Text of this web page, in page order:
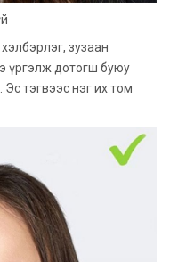
зузаан
үргэлж дотогш буюу
Эс тэгвээс нэг их том